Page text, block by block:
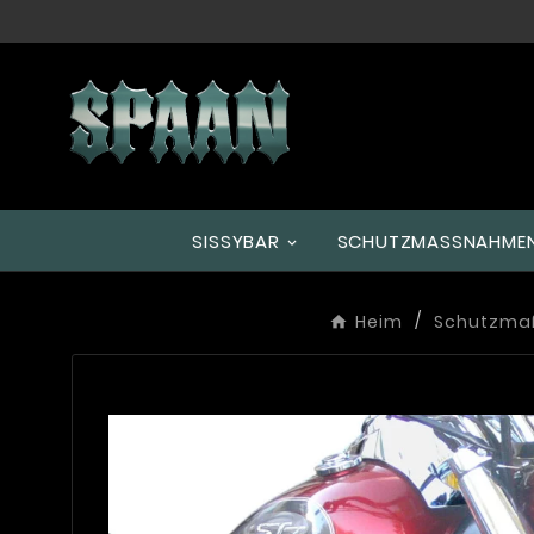
SISSYBAR SCHUTZMASSNAHMEN
Heim